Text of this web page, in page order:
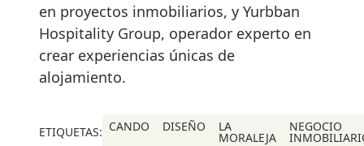
en proyectos inmobiliarios, y Yurbban
Hospitality Group, operador experto en
crear experiencias únicas de
alojamiento.
ETIQUETAS: CANDO DISEÑO LA
MORALEJA
NEGOCIO